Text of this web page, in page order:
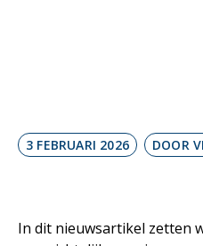
3 FEBRUARI 2026 DOOR
In dit nieuwsartikel zetten